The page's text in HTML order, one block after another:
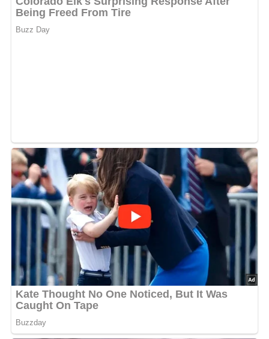
Bild-Quelle: http://www.zeno.org – Contumax GmbH &
Co. KG (gemeinfrei)